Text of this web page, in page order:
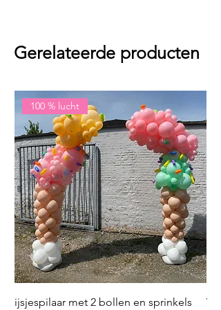
Gerelateerde producten
100 % lucht
ijsjespilaar met 2 bollen en sprinkels